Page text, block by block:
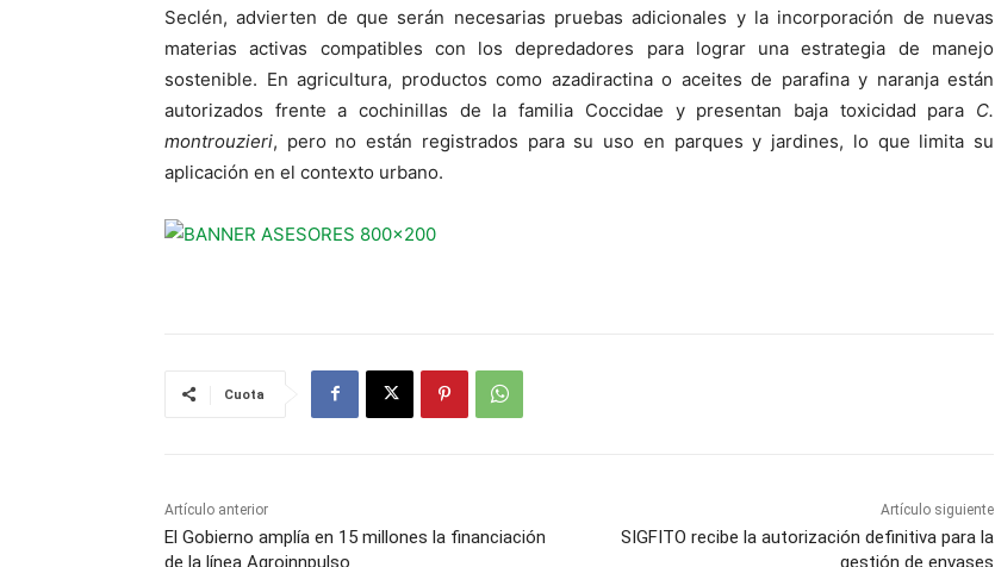
Seclén, advierten de que serán necesarias pruebas adicionales y la incorporación de nuevas
materias activas compatibles con los depredadores para lograr una estrategia de manejo
sostenible. En agricultura, productos como azadiractina o aceites de parafina y naranja están
autorizados frente a cochinillas de la familia Coccidae y presentan baja toxicidad para C.
montrouzieri, pero no están registrados para su uso en parques y jardines, lo que limita su
aplicación en el contexto urbano.
Cuota
Artículo anterior
El Gobierno amplía en 15 millones la financiación
Artículo siguiente
SIGFITO recibe la autorización definitiva para la